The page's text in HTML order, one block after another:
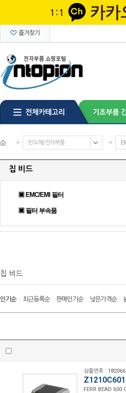
> 반도체/전자부품 >
칩 비드
▣ EMC/EMI 필터
▣ 필터 부속품
칩 비드
인기순| 최근등록순| 판매인기순| 낮은가격순|
상품번호 :
FERR BEAD 600